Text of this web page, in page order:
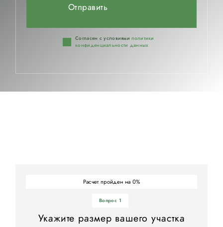
Отправить
Согласен с условиямиполитики
конфиденциальности данных
Расчет пройден на 0%
Вопрос 1
Укажите размер вашего участка